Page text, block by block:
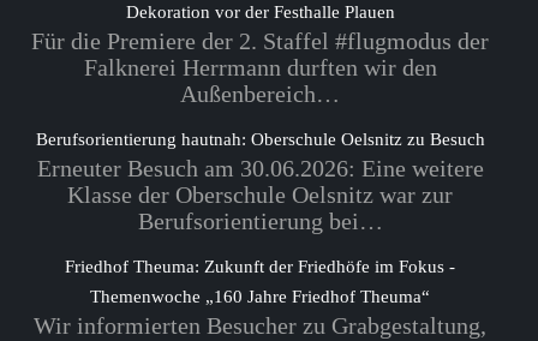
Dekoration vor der Festhalle Plauen
Für die Premiere der 2. Staffel #flugmodus der
Falknerei Herrmann durften wir den
Außenbereich…
Berufsorientierung hautnah: Oberschule Oelsnitz zu Besuch
Erneuter Besuch am 30.06.2026: Eine weitere
Klasse der Oberschule Oelsnitz war zur
Berufsorientierung bei…
Friedhof Theuma: Zukunft der Friedhöfe im Fokus -
Themenwoche „160 Jahre Friedhof Theuma“
Wir informierten Besucher zu Grabgestaltung,